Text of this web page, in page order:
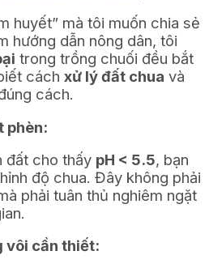
huyết” mà tôi muốn chia sẻ
hướng dẫn nông dân, tôi
trong trồng chuối đều bắt
cách xử lý đất chua và
cách.
phèn:
đất cho thấy pH < 5.5, bạn
độ chua. Đây không phải
phải tuân thủ nghiêm ngặt
vôi cần thiết: